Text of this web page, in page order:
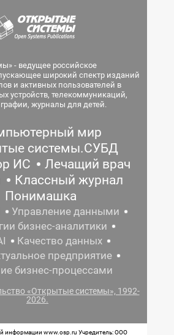
- ведущее российское
широкий спектр изданий
и активных пользователей в
устройств, телекоммуникаций,
журналы для детей.
мир
системы.СУБД
ИС
Лечащий врач
Классный журнал
Понимашка
Управление данными
бизнес-аналитики
Качество данных
предприятие
бизнес-процессами
«Открытые системы», 1992-
2026.
информации www.osp.ru Учредитель: ООО